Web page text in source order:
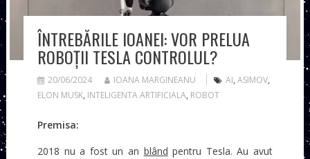
ÎNTREBĂRILE IOANEI: VOR PRELUA
ROBOȚII TESLA CONTROLUL?
20/06/2024 IOANA MARGINEANU AI, ASIMOV,
ELON MUSK, INTELIGENTA ARTIFICIALA, ROBOT
Premisa:
2018 nu a fost un an blând pentru Tesla. Au avut